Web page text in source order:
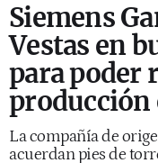
Siemens
Vestas en
para poder
producción
La compañía de
acuerdan pies de